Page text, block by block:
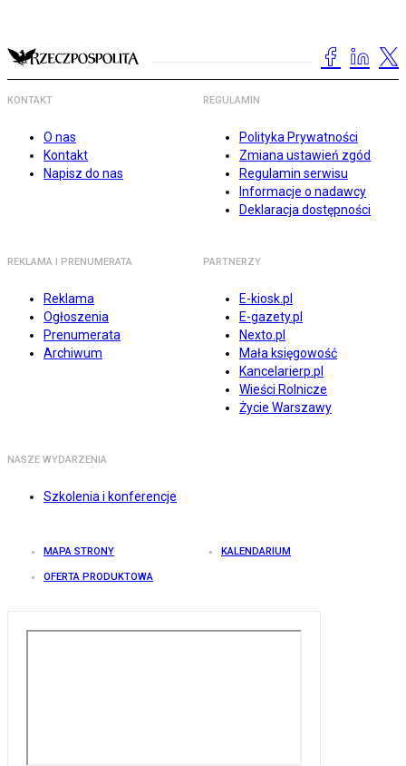
KONTAKT
O nas
Kontakt
Napisz do nas
REGULAMIN
Polityka Prywatności
Zmiana ustawień zgód
Regulamin serwisu
Informacje o nadawcy
Deklaracja dostępności
REKLAMA I PRENUMERATA
Reklama
Ogłoszenia
Prenumerata
Archiwum
PARTNERZY
E-kiosk.pl
E-gazety.pl
Nexto.pl
Mała księgowość
Kancelarierp.pl
Wieści Rolnicze
Życie Warszawy
NASZE WYDARZENIA
Szkolenia i konferencje
MAPA STRONY KALENDARIUM
OFERTA PRODUKTOWA